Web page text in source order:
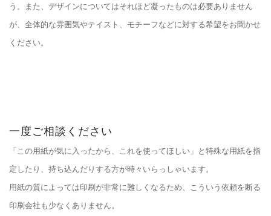
う。また、デザインについてはそれほど凝ったものは必要ありません
が、全体的な雰囲気やテイスト、モチーフなどに対する希望をお聞かせ
ください。
一度ご相談ください
「この用紙が気に入ったから、これを使ってほしい」と特殊な用紙を指
定したり、持ち込んだりする方が時々いらっしゃいます。
用紙の質によっては印刷が非常に難しくなるため、こういう依頼を断る
印刷会社も少なくありません。